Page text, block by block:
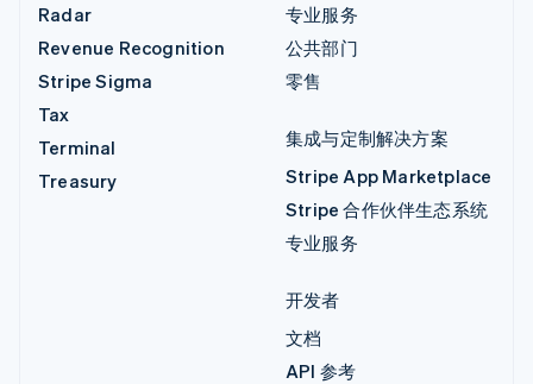
Radar
Revenue Recognition
Stripe Sigma
Tax
Terminal
Treasury
专业服务
公共部门
零售
集成与定制解决方案
Stripe App Marketplace
Stripe 合作伙伴生态系统
专业服务
开发者
文档
API 参考